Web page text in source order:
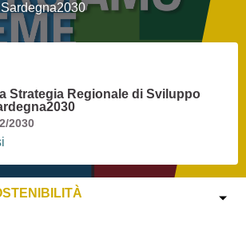
Strategia Regionale di Sviluppo
2030